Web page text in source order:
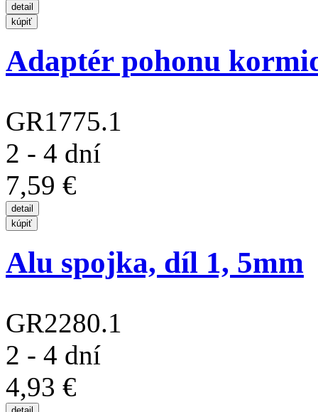
Adaptér pohonu
GR1775.1
2 - 4 dní
7,59 €
Alu spojka, díl 1, 5mm
GR2280.1
2 - 4 dní
4,93 €